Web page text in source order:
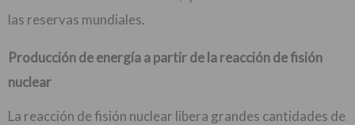
las reservas mundiales.
Producción de energía a partir de la reacción de fisión
nuclear
La reacción de fisión nuclear libera grandes cantidades de